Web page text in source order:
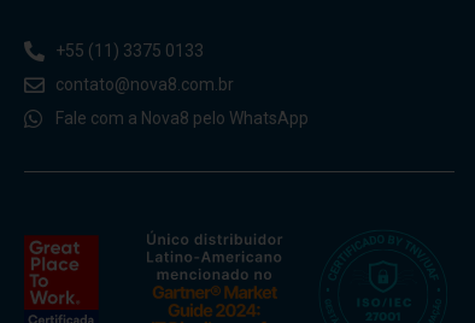
+55 (11) 3375 0133
contato@nova8.com.br
Fale com a Nova8 pelo WhatsApp